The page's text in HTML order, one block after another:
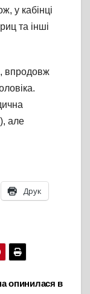
у кабінці
та інші
впродовж
але
Друк
опинилася в